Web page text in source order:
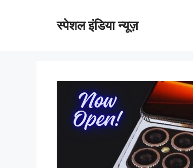
स्पेशल इंडिया न्यूज़